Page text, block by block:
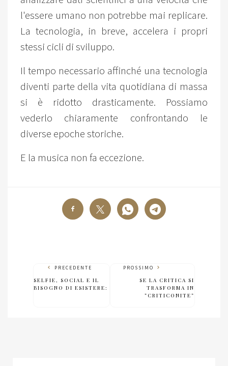
l'essere umano non potrebbe mai replicare.
La tecnologia, in breve, accelera i propri
stessi cicli di sviluppo.
Il tempo necessario affinché una tecnologia
diventi parte della vita quotidiana di massa
si è ridotto drasticamente. Possiamo
vederlo chiaramente confrontando le
diverse epoche storiche.
E la musica non fa eccezione.
PRECEDENTE
SELFIE, SOCIAL E IL
BISOGNO DI ESISTERE:
PROSSIMO
SE LA CRITICA SI
TRASFORMA IN
”CRITICONITE”